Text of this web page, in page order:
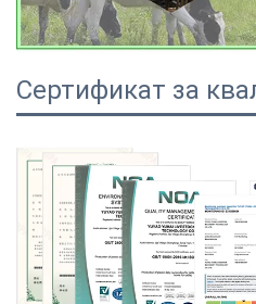
Сертификат за